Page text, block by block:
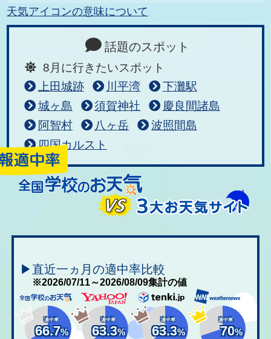
天気アイコンの意味について
話題のスポット
8月に行きたいスポット
上田城跡
川平湾
下灘駅
城ヶ島
須賀神社
慶良間諸島
阿智村
八ヶ岳
波照間島
四国カルスト
▶直近一ヵ月の適中率比較
※2026/07/11～2026/08/09集計の値
適中率
66.7%
適中率
63.3%
適中率
63.3%
適中率
70%